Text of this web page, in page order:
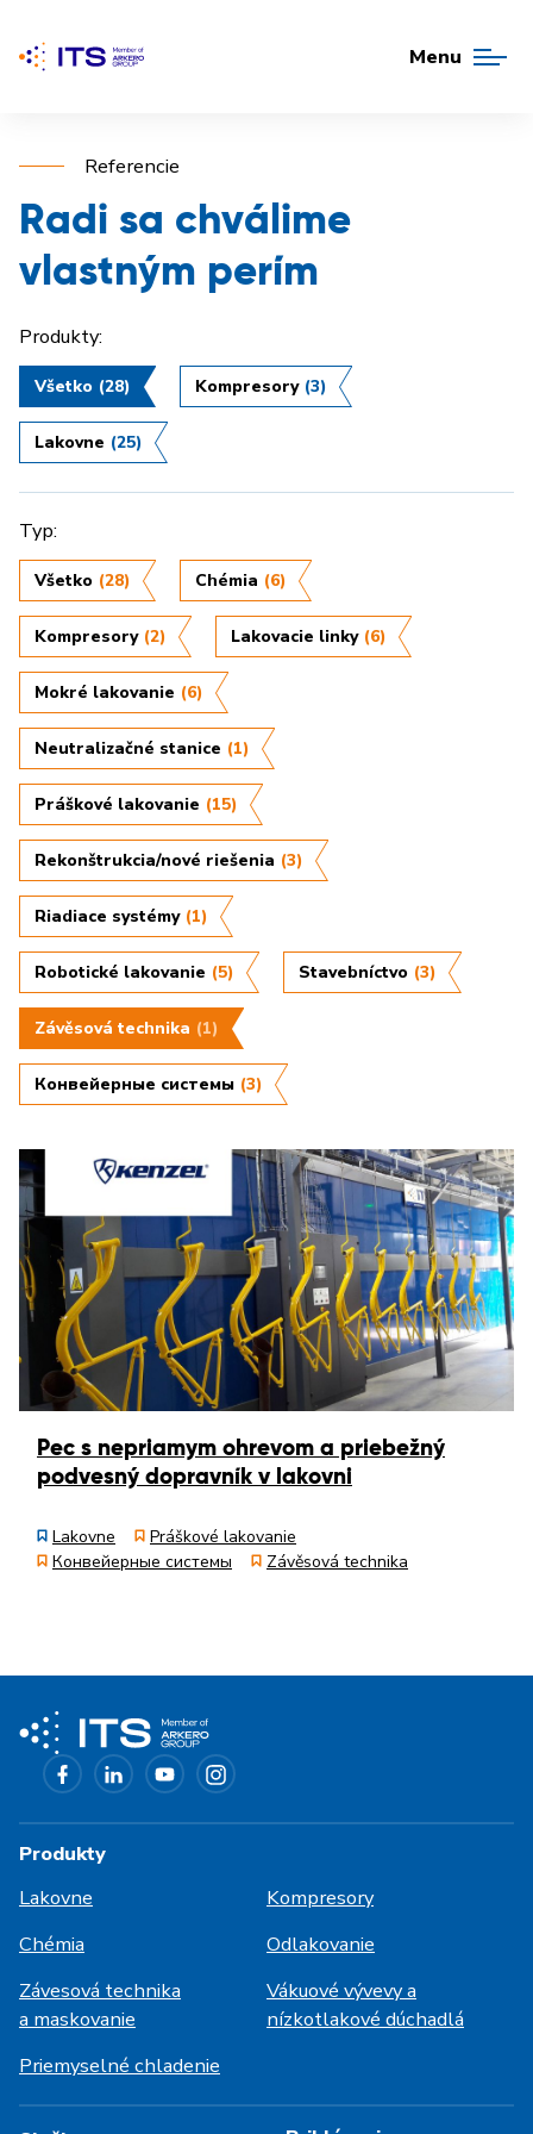
Menu
Referencie
Radi sa chválime
vlastným perím
Produkty:
Všetko (28) Kompresory (3)
Lakovne (25)
Typ:
Všetko (28) Chémia (6)
Kompresory (2) Lakovacie linky (6)
Mokré lakovanie (6)
Neutralizačné stanice (1)
Práškové lakovanie (15)
Rekonštrukcia/nové riešenia (3)
Riadiace systémy (1)
Robotické lakovanie (5) Stavebníctvo (3)
Závěsová technika (1)
Конвейерные системы (3)
Pec s nepriamym ohrevom a priebežný
podvesný dopravník v lakovni
Lakovne
Práškové lakovanie
Конвейерные системы
Závěsová technika
Produkty
Lakovne
Kompresory
Chémia
Odlakovanie
Závesová technika
a maskovanie
Vákuové vývevy a
nízkotlakové dúchadlá
Priemyselné chladenie